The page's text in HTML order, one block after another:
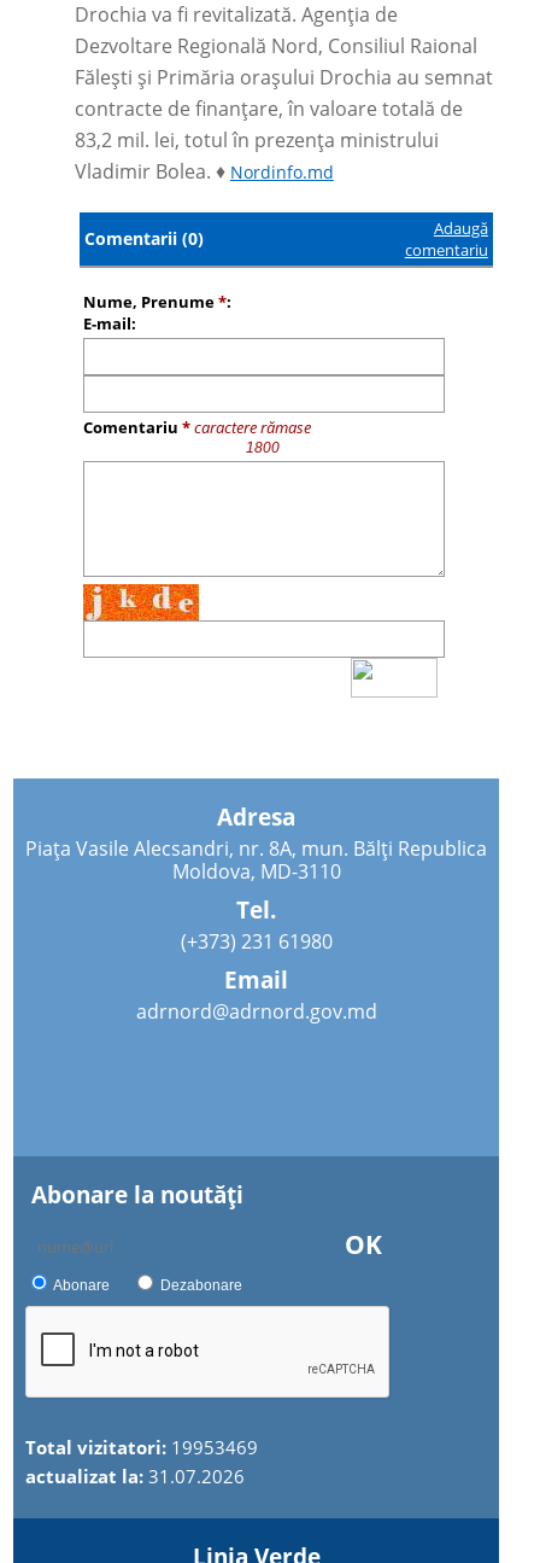
Drochia va fi revitalizată. Agenția de
Dezvoltare Regională Nord, Consiliul Raional
Fălești și Primăria orașului Drochia au semnat
contracte de finanțare, în valoare totală de
83,2 mil. lei, totul în prezența ministrului
Vladimir Bolea. ♦ Nordinfo.md
Comentarii (0)
Adaugă
comentariu
Nume, Prenume*:
E-mail:
Comentariu *caractere rămase
Adresa
Piața Vasile Alecsandri, nr. 8A, mun. Bălți Republica
Moldova, MD-3110
Tel.
(+373) 231 61980
Email
adrnord@adrnord.gov.md
Abonare la noutăţi
OK
Abonare Dezabonare
Total vizitatori: 19953469
actualizat la:31.07.2026
Linia Verde